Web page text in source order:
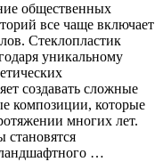
общественных
все чаще включает
Стеклопластик
уникальному
создавать сложные
композиции, которые
многих лет.
становятся
…